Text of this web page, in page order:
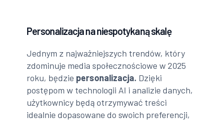
Personalizacja na niespotykaną skalę
Jednym z najważniejszych trendów, który
zdominuje media społecznościowe w 2025
roku, będzie personalizacja. Dzięki
postępom w technologii AI i analizie danych,
użytkownicy będą otrzymywać treści
idealnie dopasowane do swoich preferencji,